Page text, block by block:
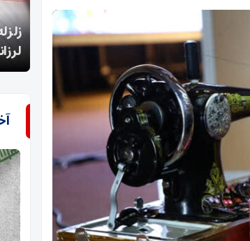
زلزله 4.5 ریشتری حوالی سیس آذربایجان‌شرقی را